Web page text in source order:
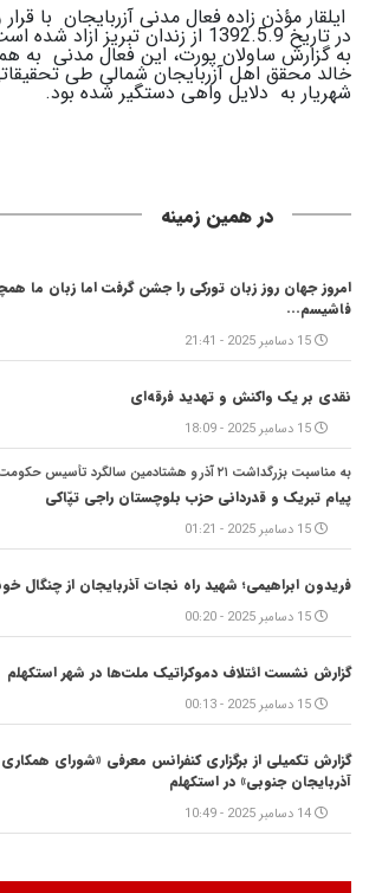
در تاریخ 1392.5.9 از زندان تبریز ازاد شده است.
به گزارش ساولان پورت، این فعال مدنی به
خالد محقق اهل آزربایجان شمالی طی
شهریار به دلایل واهی دستگیر شده بود.
در همین زمینه
امروز جهان روز زبان تورکی را جشن گرفت اما زبان ما
فاشیسم...
15 دسامبر 2025 - 21:41
نقدی بر یک واکنش و‌ تهدید فرقه‌ای
15 دسامبر 2025 - 18:09
به مناسبت بزرگداشت ۲۱ آذر و هشتادمین سالگرد تأسیس حکومت ملی آذربایجان؛
پیام تبریک و قدردانی حزب بلوچستان راجی تپّاکی
15 دسامبر 2025 - 01:21
فریدون ابراهیمی؛ شهید راه نجات آذربایجان از چنگال
15 دسامبر 2025 - 00:20
گزارش نشست ائتلاف دموکراتیک ملت‌ها در شهر استکهلم
15 دسامبر 2025 - 00:13
گزارش تکمیلی از برگزاری کنفرانس معرفی «شورای
آذربایجان جنوبی» در استکهلم
14 دسامبر 2025 - 10:49